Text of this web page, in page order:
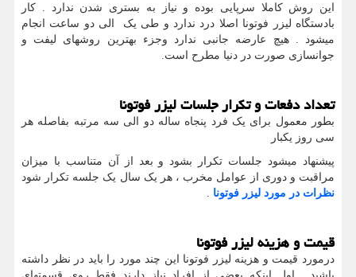
این روش کاملا سرپایی بوده و نیاز به بستری شدن ندارد . کار
بادستگاه لیزر فوتونا اصلا درد ندارد و طی یک الی دو ساعت انجام
میشود . هیچ عارضه جانبی ندارد وجزء بهترین روشهای لیفت و
جوانسازی صورت در دنیا مطرح است.
تعداد دفعات و تکرار جلسات لیزر فوتونا
بطور معمول برای یک فرد پنجاه ساله دو الی سه مرتبه بفاصله هر
سی روز یکبار
پیشنهاد میشود جلسات تکرار بشود و بعد از آن متناسب با میزان
مراقبت و دوری از عوامل مخرب ، هر یک سال یک جلسه تکرار شود
نظرات در مورد لیزر فوتونا
قیمت و هزینه لیزر فوتونا
درمورد قیمت و هزینه لیزر فوتونا این چند مورد را باید در نظر داشته